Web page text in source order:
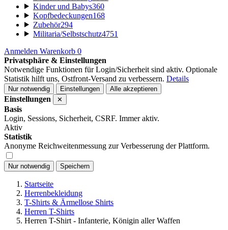
Kinder und Babys360
Kopfbedeckungen168
Zubehör294
Militaria/Selbstschutz4751
Anmelden Warenkorb 0
Privatsphäre & Einstellungen
Notwendige Funktionen für Login/Sicherheit sind aktiv. Optionale
Statistik hilft uns, Ostfront-Versand zu verbessern. Details
Nur notwendig Einstellungen Alle akzeptieren
Einstellungen ✕
Basis
Login, Sessions, Sicherheit, CSRF. Immer aktiv.
Aktiv
Statistik
Anonyme Reichweitenmessung zur Verbesserung der Plattform.
Nur notwendig Speichern
Startseite
Herrenbekleidung
T-Shirts & Ärmellose Shirts
Herren T-Shirts
Herren T-Shirt - Infanterie, Königin aller Waffen